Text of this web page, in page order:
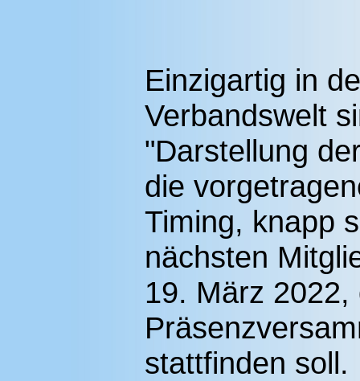
Einzigartig in
Verbandswelt
"Darstellung
die
Timing, knapp
nächsten
19. März 2022,
stattfinden soll.